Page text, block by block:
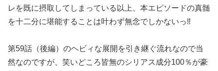
レを既に摂取してしまっている以上、本エピソードの真髄
を十二分に堪能することは叶わず無念でしかないっ‼️
第59話（後編）のヘビィな展開を引き継ぐ流れなので当
然なのですが、笑いどころ皆無のシリアス成分100％が豪